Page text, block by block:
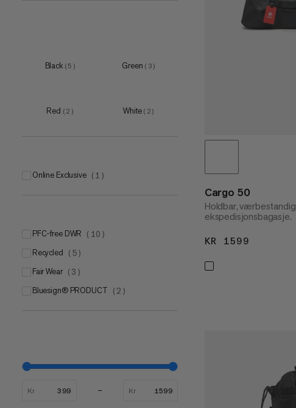
Black ( 5 ) Green ( 3 )
Red ( 2 ) White ( 2 )
Online Exclusive ( 1 )
PFC-free DWR ( 10 )
Recycled ( 5 )
Fair Wear ( 3 )
bluesign® PRODUCT ( 2 )
Kr Kr
Cargo 50
Holdbar, værbestandig
ekspedisjonsbagasje.
KR 1599